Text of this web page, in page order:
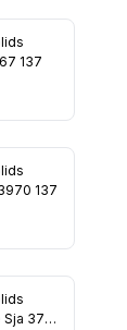
137
137
3756